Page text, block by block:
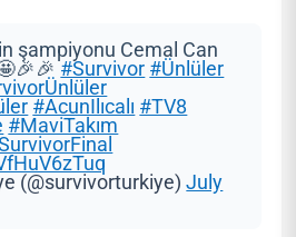
şampiyonu Cemal Can
#Survivor #Ünlüler
#AcunIlıcalı #TV8
#MaviTakım
(@survivorturkiye)July